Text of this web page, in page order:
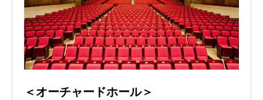
＜オーチャードホール＞